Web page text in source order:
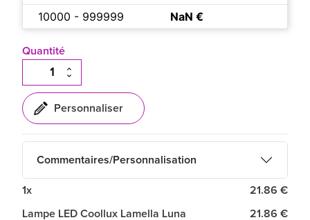
10000 - 999999
NaN €
Quantité
Commentaires/Personnalisation
1x 21.86 €
Lampe LED Coollux Lamella Luna 21.86 €